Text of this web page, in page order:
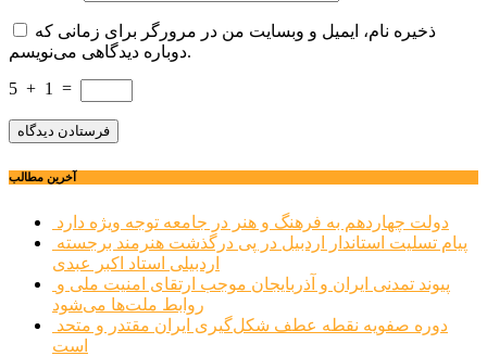
ذخیره نام، ایمیل و وبسایت من در مرورگر برای زمانی که
دوباره دیدگاهی می‌نویسم.
5 + 1 =
آخرین مطالب
دولت چهاردهم به فرهنگ و هنر در جامعه توجه ویژه دارد
اردبیلی استاد اکبر عبدی
روابط ملت‌ها می‌شود
است